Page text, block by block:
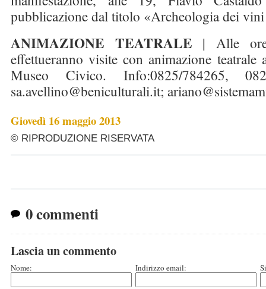
pubblicazione dal titolo «Archeologia dei
ANIMAZIONE TEATRALE | Alle
effettueranno visite con animazione
Museo Civico. Info:0825/784265,
sa.avellino@beniculturali.it;
Giovedì 16 maggio 2013
© RIPRODUZIONE RISERVATA
0 commenti
Lascia un commento
Nome: Indirizzo email: